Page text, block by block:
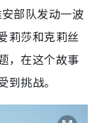
部队发动一波
莉莎和克莉丝
，在这个故事
挑战。